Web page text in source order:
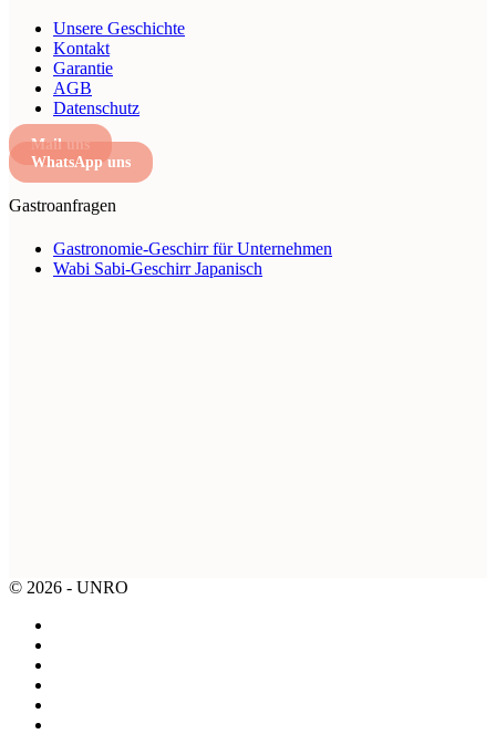
Unsere Geschichte
Kontakt
Garantie
AGB
Datenschutz
Mail uns
WhatsApp uns
Gastroanfragen
Gastronomie-Geschirr für Unternehmen
Wabi Sabi-Geschirr Japanisch
© 2026 - UNRO